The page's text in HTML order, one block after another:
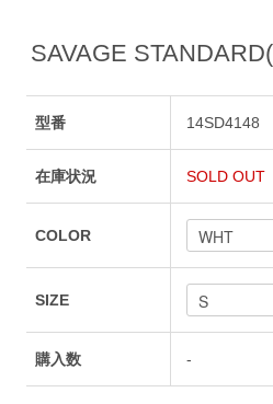
SAVAGE
型番 14SD4148
在庫状況 SOLD OUT
COLOR
SIZE
購入数 -